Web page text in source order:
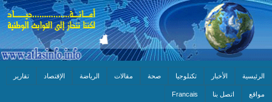
الرئيسية الأخبار تكنلوجيا صحة مقالات الرياضة الإقتصاد تقارير
مواقع اتصل بنا Francais